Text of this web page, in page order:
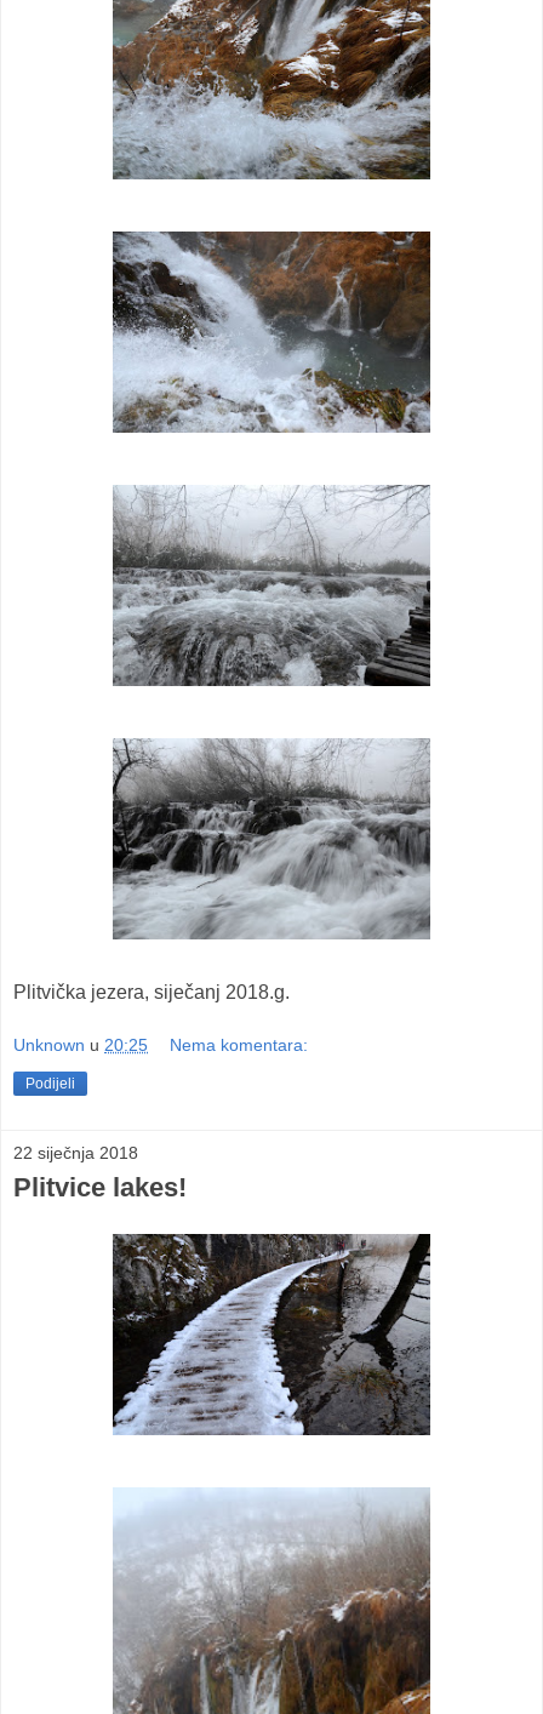
Plitvička jezera, siječanj 2018.g.
Unknown u 20:25 Nema komentara:
Podijeli
22 siječnja 2018
Plitvice lakes!